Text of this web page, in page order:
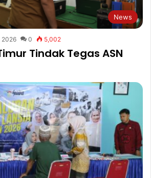
News
2026 0 5,002
Tindak Tegas ASN